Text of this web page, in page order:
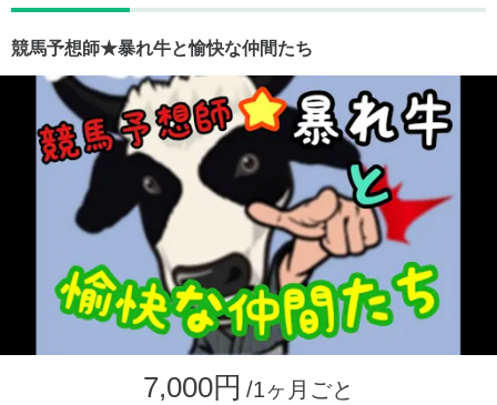
競馬予想師★暴れ牛と愉快な仲間たち
7,000円 /1ヶ月ごと